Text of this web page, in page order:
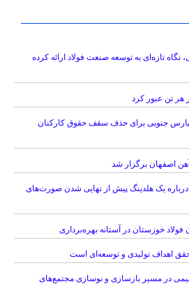
نگاه تازه‌ای به توسعه صنعت فولاد ارائه کرده
جنوبی برای حذف سقف حقوق کارکنان
اصفهان برگزار شد
یک هلدینگ پیش از نهایی شدن صورت‌های
خوزستان در آستانه بهره‌برداری
اهداف تولیدی و توسعه‌ای است
در مسیر بازسازی و نوسازی مجتمع‌های